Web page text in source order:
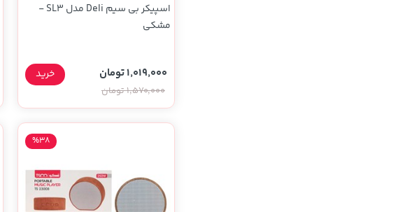
اسپیکر بی سیم Deli مدل SL3 -
مشکی
1,019,000 تومان
1,570,000 تومان
خرید
%38